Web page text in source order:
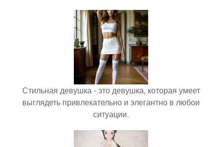
Стильная девушка - это девушка, которая умеет
выглядеть привлекательно и элегантно в любои
ситуации.